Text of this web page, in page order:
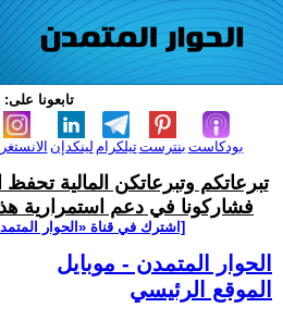
تابعونا على:
لينكدإن تيلكرامبنترست بودكاست
تبرعاتكم وتبرعاتكن المالية تحفظ
فشاركونا في دعم استمرارية
[اشترك في قناة ‫«الحوار
الحوار المتمدن - موبايل
الموقع الرئيسي